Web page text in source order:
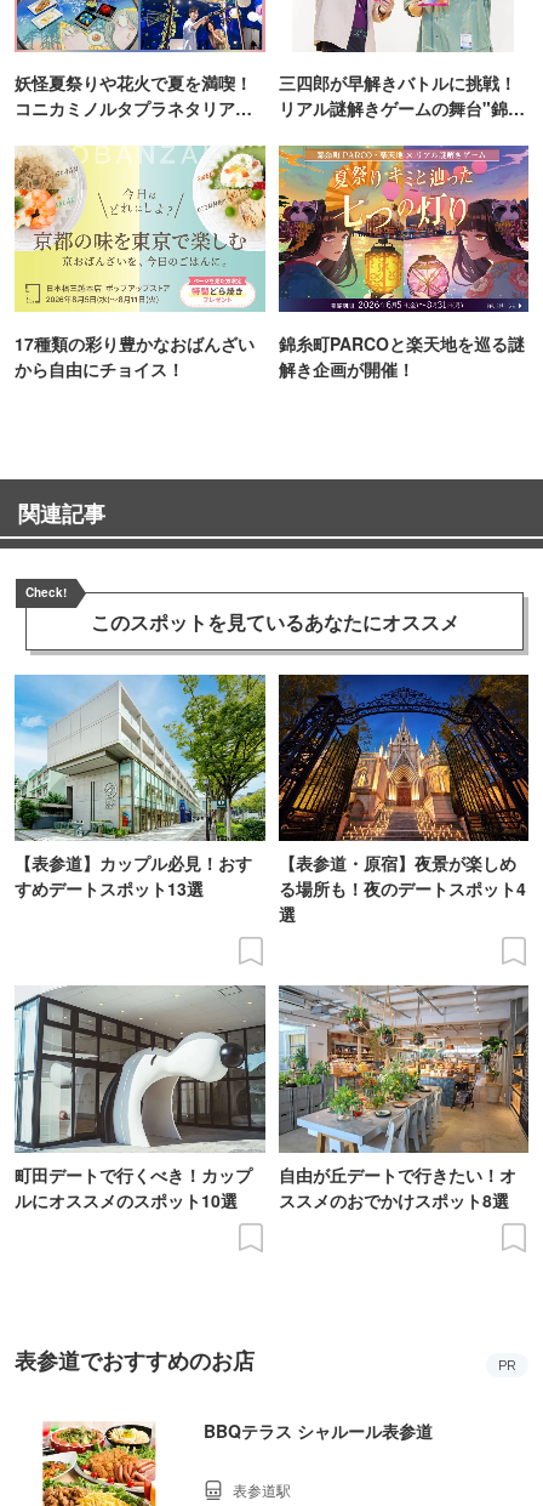
妖怪夏祭りや花火で夏を満喫！
コニカミノルタプラネタリア
三四郎が早解きバトルに挑戦！
リアル謎解きゲームの舞台"錦糸
17種類の彩り豊かなおばんざい
から自由にチョイス！
錦糸町PARCOと楽天地を巡る謎
解き企画が開催！
関連記事
Check!
このスポットを見ているあなたにオススメ
【表参道】カップル必見！おす
すめデートスポット13選
【表参道・原宿】夜景が楽しめ
る場所も！夜のデートスポット4
選
町田デートで行くべき！カップ
ルにオススメのスポット10選
自由が丘デートで行きたい！オ
ススメのおでかけスポット8選
表参道でおすすめのお店 PR
BBQテラス シャルール表参道
表参道駅